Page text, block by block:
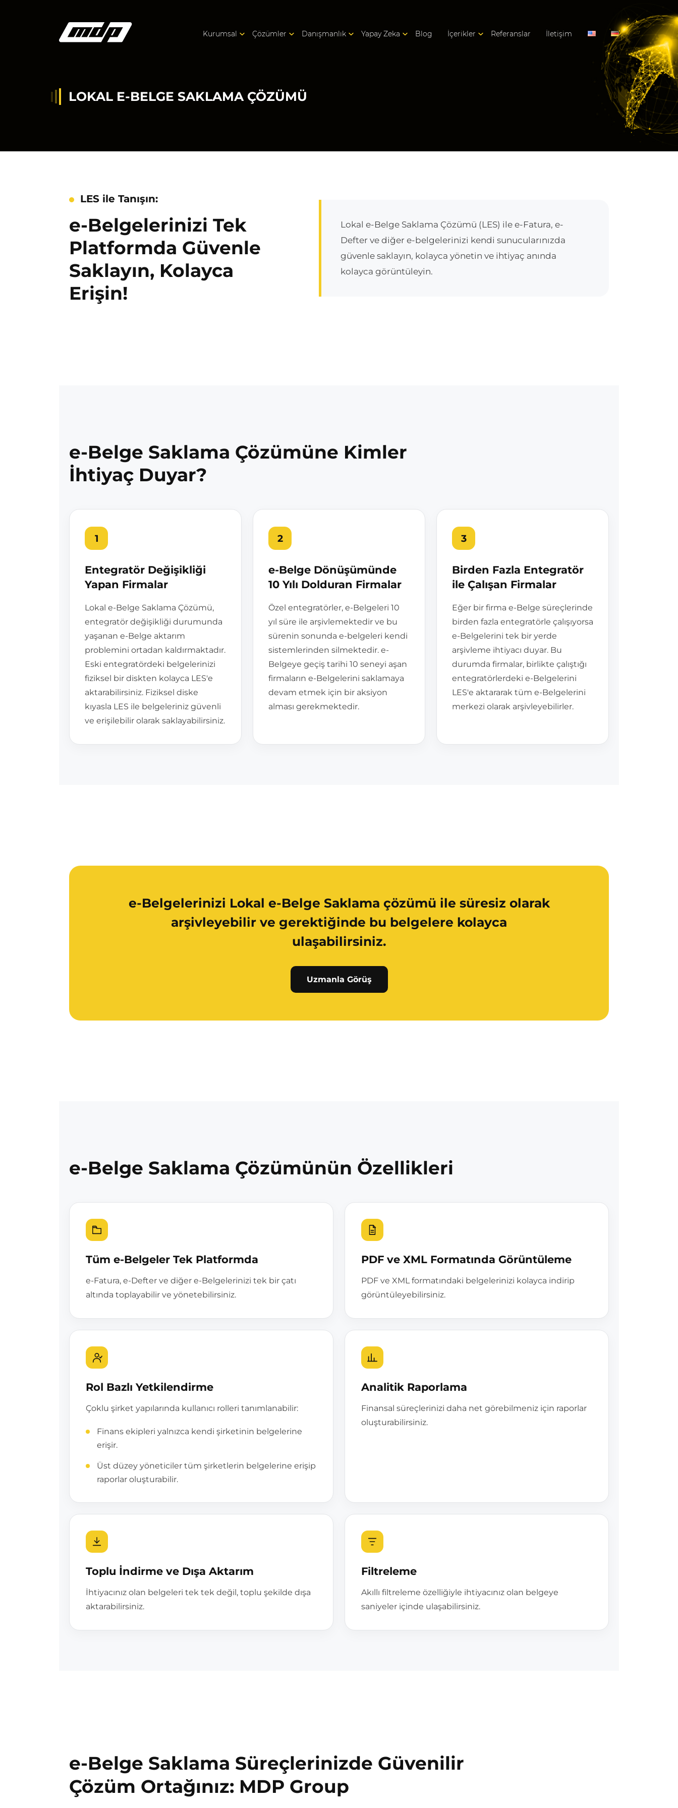
Kurumsal Çözümler Danışmanlık Yapay Zeka Blog İçerikler Referanslar İletişim
LOKAL E-BELGE SAKLAMA ÇÖZÜMÜ
LES ile Tanışın:
e-Belgelerinizi Tek
Platformda Güvenle
Saklayın, Kolayca
Erişin!
Lokal e-Belge Saklama Çözümü (LES) ile e-Fatura, e-
Defter ve diğer e-belgelerinizi kendi sunucularınızda
güvenle saklayın, kolayca yönetin ve ihtiyaç anında
kolayca görüntüleyin.
e-Belge Saklama Çözümüne Kimler
İhtiyaç Duyar?
1
Entegratör Değişikliği
Yapan Firmalar
Lokal e-Belge Saklama Çözümü,
entegratör değişikliği durumunda
yaşanan e-Belge aktarım
problemini ortadan kaldırmaktadır.
Eski entegratördeki belgelerinizi
fiziksel bir diskten kolayca LES'e
aktarabilirsiniz. Fiziksel diske
kıyasla LES ile belgeleriniz güvenli
ve erişilebilir olarak saklayabilirsiniz.
2
e-Belge Dönüşümünde
10 Yılı Dolduran Firmalar
Özel entegratörler, e-Belgeleri 10
yıl süre ile arşivlemektedir ve bu
sürenin sonunda e-belgeleri kendi
sistemlerinden silmektedir. e-
Belgeye geçiş tarihi 10 seneyi aşan
firmaların e-Belgelerini saklamaya
devam etmek için bir aksiyon
alması gerekmektedir.
3
Birden Fazla Entegratör
ile Çalışan Firmalar
Eğer bir firma e-Belge süreçlerinde
birden fazla entegratörle çalışıyorsa
e-Belgelerini tek bir yerde
arşivleme ihtiyacı duyar. Bu
durumda firmalar, birlikte çalıştığı
entegratörlerdeki e-Belgelerini
LES'e aktararak tüm e-Belgelerini
merkezi olarak arşivleyebilirler.
e-Belgelerinizi Lokal e-Belge Saklama çözümü ile süresiz olarak
arşivleyebilir ve gerektiğinde bu belgelere kolayca
ulaşabilirsiniz.
Uzmanla Görüş
e-Belge Saklama Çözümünün Özellikleri
Tüm e-Belgeler Tek Platformda
e-Fatura, e-Defter ve diğer e-Belgelerinizi tek bir çatı
altında toplayabilir ve yönetebilirsiniz.
PDF ve XML Formatında Görüntüleme
PDF ve XML formatındaki belgelerinizi kolayca indirip
görüntüleyebilirsiniz.
Rol Bazlı Yetkilendirme
Çoklu şirket yapılarında kullanıcı rolleri tanımlanabilir:
Finans ekipleri yalnızca kendi şirketinin belgelerine
erişir.
Üst düzey yöneticiler tüm şirketlerin belgelerine erişip
raporlar oluşturabilir.
Analitik Raporlama
Finansal süreçlerinizi daha net görebilmeniz için raporlar
oluşturabilirsiniz.
Toplu İndirme ve Dışa Aktarım
İhtiyacınız olan belgeleri tek tek değil, toplu şekilde dışa
aktarabilirsiniz.
Filtreleme
Akıllı filtreleme özelliğiyle ihtiyacınız olan belgeye
saniyeler içinde ulaşabilirsiniz.
e-Belge Saklama Süreçlerinizde Güvenilir
Çözüm Ortağınız: MDP Group